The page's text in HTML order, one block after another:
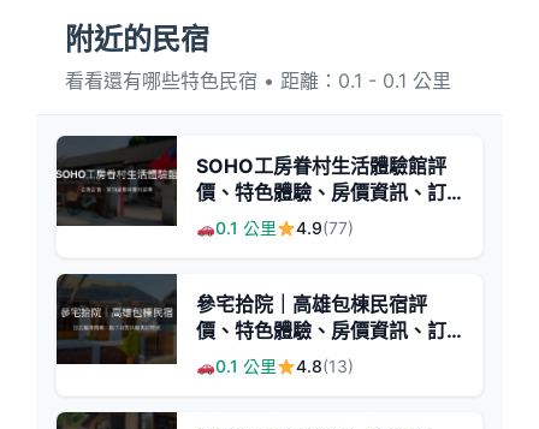
附近的民宿
看看還有哪些特色民宿 • 距離：0.1 - 0.1 公里
SOHO工房眷村生活體驗館評
價、特色體驗、房價資訊、訂
房連結 - 日式復古與眷村風情
0.1 公里 4.9(77)
參宅拾院｜高雄包棟民宿評
價、特色體驗、房價資訊、訂
房連結 - 日式風格與親子歡樂
0.1 公里 4.8(13)